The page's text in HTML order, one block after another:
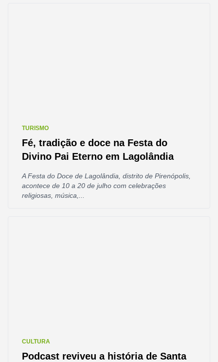
TURISMO
Fé, tradição e doce na Festa do
Divino Pai Eterno em Lagolândia
A Festa do Doce de Lagolândia, distrito de Pirenópolis,
acontece de 10 a 20 de julho com celebrações
religiosas, música,...
CULTURA
Podcast reviveu a história de Santa